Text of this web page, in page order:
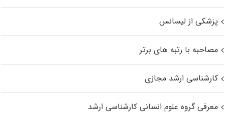
پزشکی از لیسانس
مصاحبه با رتبه های برتر
کارشناسی ارشد مجازی
معرفی گروه علوم انسانی کارشناسی ارشد